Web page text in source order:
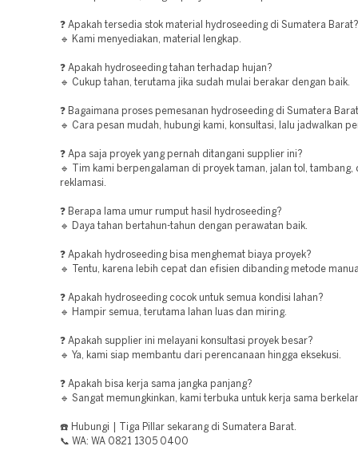
❓ Apakah tersedia stok material hydroseeding di Sumatera Barat?
🔹 Kami menyediakan, material lengkap.
❓ Apakah hydroseeding tahan terhadap hujan?
🔹 Cukup tahan, terutama jika sudah mulai berakar dengan baik.
❓ Bagaimana proses pemesanan hydroseeding di Sumatera
🔹 Cara pesan mudah, hubungi kami, konsultasi, lalu jadwalkan
❓ Apa saja proyek yang pernah ditangani supplier ini?
🔹 Tim kami berpengalaman di proyek taman, jalan tol, tambang,
reklamasi.
❓ Berapa lama umur rumput hasil hydroseeding?
🔹 Daya tahan bertahun-tahun dengan perawatan baik.
❓ Apakah hydroseeding bisa menghemat biaya proyek?
🔹 Tentu, karena lebih cepat dan efisien dibanding metode
❓ Apakah hydroseeding cocok untuk semua kondisi lahan?
🔹 Hampir semua, terutama lahan luas dan miring.
❓ Apakah supplier ini melayani konsultasi proyek besar?
🔹 Ya, kami siap membantu dari perencanaan hingga eksekusi.
❓ Apakah bisa kerja sama jangka panjang?
🔹 Sangat memungkinkan, kami terbuka untuk kerja sama
☎️ Hubungi | Tiga Pillar sekarang di Sumatera Barat.
📞 WA: WA 0821 1305 0400